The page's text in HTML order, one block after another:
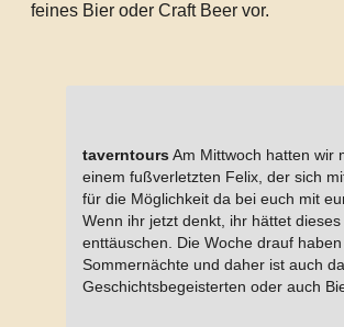
feines Bier oder Craft Beer vor.
taverntours Am Mittwoch hatten wir
einem fußverletzten Felix, der sich
für die Möglichkeit da bei euch mit
Wenn ihr jetzt denkt, ihr hättet
enttäuschen. Die Woche drauf
Sommernächte und daher ist auch
Geschichtsbegeisterten oder auch